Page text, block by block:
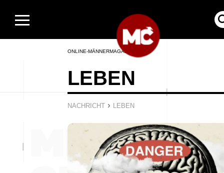
ONLINE-MÄNNERMAGAZIN
LEBEN
NACHRICHT › LEBEN